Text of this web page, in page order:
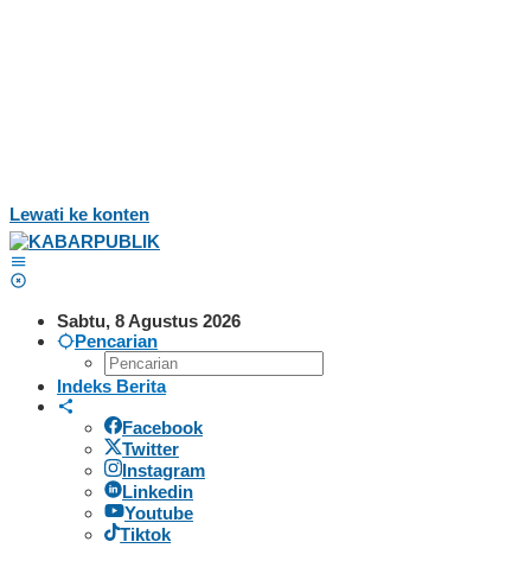
Lewati ke konten
Sabtu, 8 Agustus 2026
Pencarian
Indeks Berita
Facebook
Twitter
Instagram
Linkedin
Youtube
Tiktok